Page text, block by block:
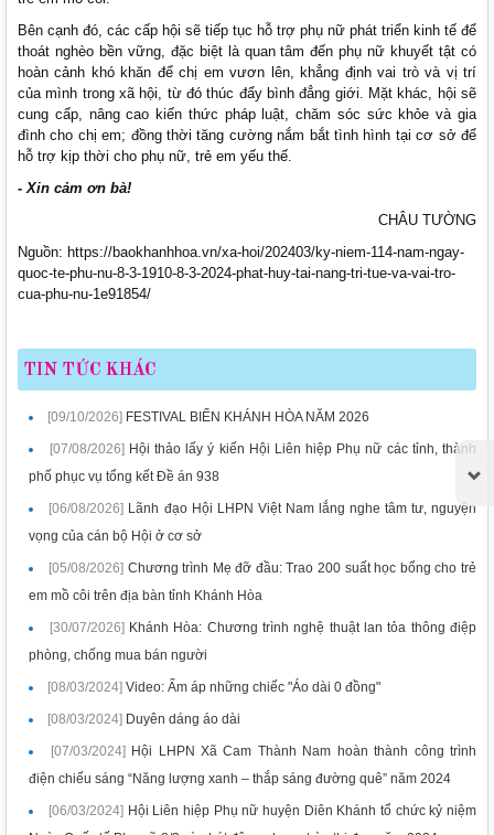
Bên cạnh đó, các cấp hội sẽ tiếp tục hỗ trợ phụ nữ phát triển kinh tế để
thoát nghèo bền vững, đặc biệt là quan tâm đến phụ nữ khuyết tật có
hoàn cảnh khó khăn để chị em vươn lên, khẳng định vai trò và vị trí
của mình trong xã hội, từ đó thúc đẩy bình đẳng giới. Mặt khác, hội sẽ
cung cấp, nâng cao kiến thức pháp luật, chăm sóc sức khỏe và gia
đình cho chị em; đồng thời tăng cường nắm bắt tình hình tại cơ sở để
hỗ trợ kịp thời cho phụ nữ, trẻ em yếu thế.
- Xin cảm ơn bà!
CHÂU TƯỜNG
Nguồn: https://baokhanhhoa.vn/xa-hoi/202403/ky-niem-114-nam-ngay-
quoc-te-phu-nu-8-3-1910-8-3-2024-phat-huy-tai-nang-tri-tue-va-vai-tro-
cua-phu-nu-1e91854/
TIN TỨC KHÁC
[09/10/2026] FESTIVAL BIỂN KHÁNH HÒA NĂM 2026
[07/08/2026] Hội thảo lấy ý kiến Hội Liên hiệp Phụ nữ các tỉnh, thành
phố phục vụ tổng kết Đề án 938
[06/08/2026] Lãnh đạo Hội LHPN Việt Nam lắng nghe tâm tư, nguyện
vọng của cán bộ Hội ở cơ sở
[05/08/2026] Chương trình Mẹ đỡ đầu: Trao 200 suất học bổng cho trẻ
em mồ côi trên địa bàn tỉnh Khánh Hòa
[30/07/2026] Khánh Hòa: Chương trình nghệ thuật lan tỏa thông điệp
phòng, chống mua bán người
[08/03/2024]Video: Ấm áp những chiếc "Áo dài 0 đồng"
[08/03/2024] Duyên dáng áo dài
[07/03/2024] Hội LHPN Xã Cam Thành Nam hoàn thành công trình
điện chiếu sáng “Năng lượng xanh – thắp sáng đường quê” năm 2024
[06/03/2024] Hội Liên hiệp Phụ nữ huyện Diên Khánh tổ chức kỷ niệm